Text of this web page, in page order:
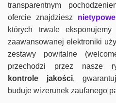
transparentnym
ofercie znajdziesz
których trwale
zaawansowanej elektroniki
zestawy powitalne
przechodzi przez nasze
kontrole jakości,
buduje wizerunek zaufanego